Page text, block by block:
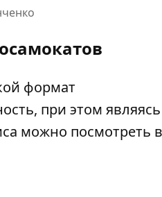
формат
при этом являясь
можно посмотреть в